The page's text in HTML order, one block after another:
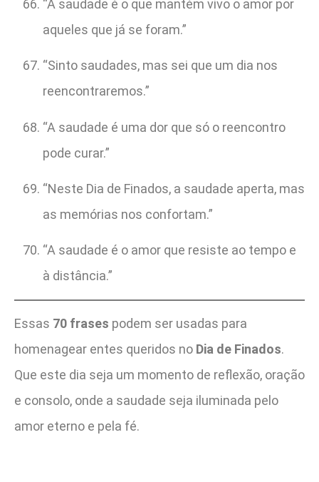
“A saudade é o que mantém vivo o amor por
aqueles que já se foram.”
“Sinto saudades, mas sei que um dia nos
reencontraremos.”
“A saudade é uma dor que só o reencontro
pode curar.”
“Neste Dia de Finados, a saudade aperta, mas
as memórias nos confortam.”
“A saudade é o amor que resiste ao tempo e
à distância.”
Essas 70 frases podem ser usadas para
homenagear entes queridos no Dia de Finados.
Que este dia seja um momento de reflexão, oração
e consolo, onde a saudade seja iluminada pelo
amor eterno e pela fé.